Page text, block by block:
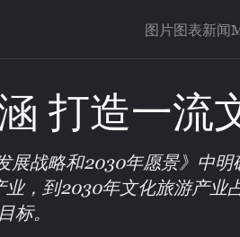
图片图表新闻
打造一流
展战略和2030年愿景》中
，到2030年文化旅游产业
标。